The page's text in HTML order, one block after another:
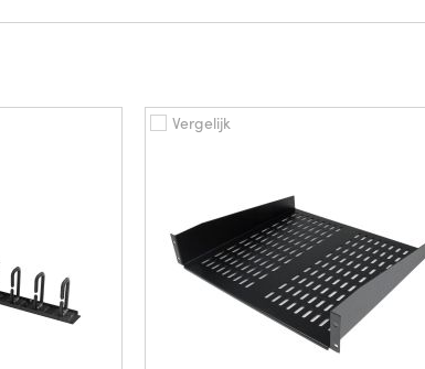
Vergelijk